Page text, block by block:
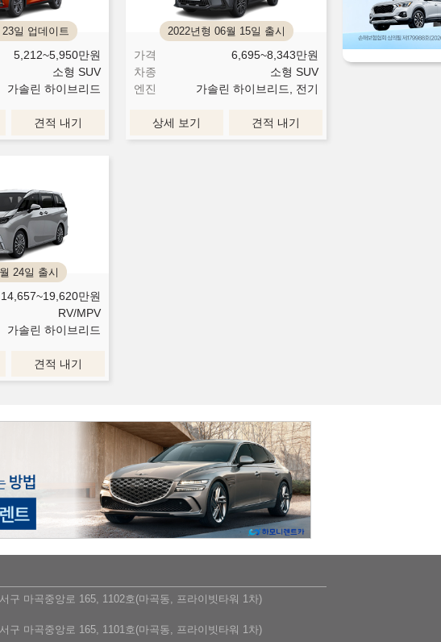
일 업데이트
5,212~5,950만원
소형 SUV
가솔린 하이브리드
견적 내기
2022년형 06월 15일 출시
가격 6,695~8,343만원
차종
소형 SUV
엔진
가솔린 하이브리드, 전기
상세 보기 견적 내기
24일 출시
14,657~19,620만원
RV/MPV
가솔린 하이브리드
견적 내기
구 마곡중앙로 165, 1102호(마곡동, 프라이빗타워 1차)
구 마곡중앙로 165, 1101호(마곡동, 프라이빗타워 1차)